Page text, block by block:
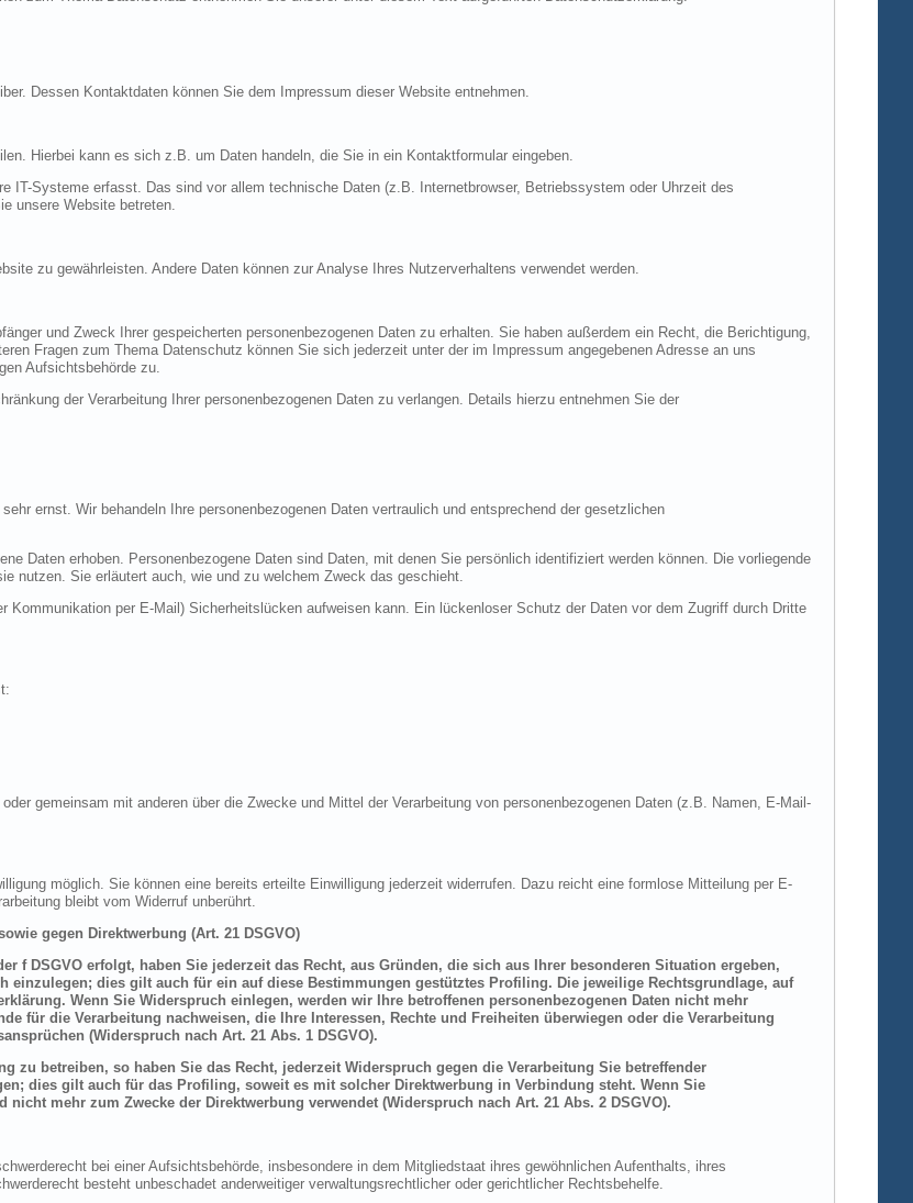
Dessen Kontaktdaten können Sie dem Impressum dieser Website entnehmen.
Hierbei kann es sich z.B. um Daten handeln, die Sie in ein Kontaktformular eingeben.
IT-Systeme erfasst. Das sind vor allem technische Daten (z.B. Internetbrowser, Betriebssystem oder Uhrzeit des
unsere Website betreten.
zu gewährleisten. Andere Daten können zur Analyse Ihres Nutzerverhaltens verwendet werden.
und Zweck Ihrer gespeicherten personenbezogenen Daten zu erhalten. Sie haben außerdem ein Recht, die Berichtigung,
Fragen zum Thema Datenschutz können Sie sich jederzeit unter der im Impressum angegebenen Adresse an uns
Aufsichtsbehörde zu.
der Verarbeitung Ihrer personenbezogenen Daten zu verlangen. Details hierzu entnehmen Sie der
ernst. Wir behandeln Ihre personenbezogenen Daten vertraulich und entsprechend der gesetzlichen
Daten erhoben. Personenbezogene Daten sind Daten, mit denen Sie persönlich identifiziert werden können. Die vorliegende
nutzen. Sie erläutert auch, wie und zu welchem Zweck das geschieht.
per E-Mail) Sicherheitslücken aufweisen kann. Ein lückenloser Schutz der Daten vor dem Zugriff durch Dritte
gemeinsam mit anderen über die Zwecke und Mittel der Verarbeitung von personenbezogenen Daten (z.B. Namen, E-Mail-
möglich. Sie können eine bereits erteilte Einwilligung jederzeit widerrufen. Dazu reicht eine formlose Mitteilung per E-
bleibt vom Widerruf unberührt.
gegen Direktwerbung (Art. 21 DSGVO)
f DSGVO erfolgt, haben Sie jederzeit das Recht, aus Gründen, die sich aus Ihrer besonderen Situation ergeben,
einzulegen; dies gilt auch für ein auf diese Bestimmungen gestütztes Profiling. Die jeweilige Rechtsgrundlage, auf
Wenn Sie Widerspruch einlegen, werden wir Ihre betroffenen personenbezogenen Daten nicht mehr
für die Verarbeitung nachweisen, die Ihre Interessen, Rechte und Freiheiten überwiegen oder die Verarbeitung
(Widerspruch nach Art. 21 Abs. 1 DSGVO).
zu betreiben, so haben Sie das Recht, jederzeit Widerspruch gegen die Verarbeitung Sie betreffender
dies gilt auch für das Profiling, soweit es mit solcher Direktwerbung in Verbindung steht. Wenn Sie
mehr zum Zwecke der Direktwerbung verwendet (Widerspruch nach Art. 21 Abs. 2 DSGVO).
bei einer Aufsichtsbehörde, insbesondere in dem Mitgliedstaat ihres gewöhnlichen Aufenthalts, ihres
besteht unbeschadet anderweitiger verwaltungsrechtlicher oder gerichtlicher Rechtsbehelfe.